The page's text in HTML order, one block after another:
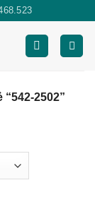
2502”